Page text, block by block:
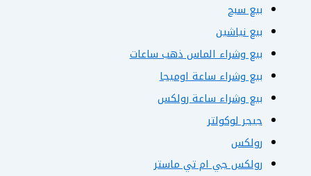
بيع سبح
بيع نياشين
بيع وشراء الماس ذهب ساعات
بيع وشراء ساعة اوميجا
بيع وشراء ساعة رولكس
جيجر لوكولتر
رولكس
رولكس جي ام تي ماستر